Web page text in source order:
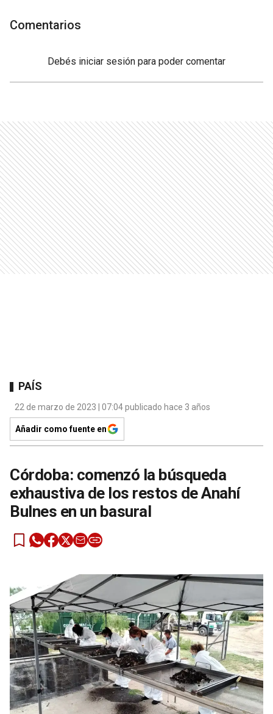
Comentarios
Debés iniciar sesión para poder comentar
PAÍS
22 de marzo de 2023 | 07:04 publicado hace 3 años
Añadir como fuente en
Córdoba: comenzó la búsqueda
exhaustiva de los restos de Anahí
Bulnes en un basural